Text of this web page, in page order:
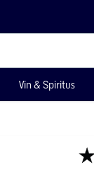
Vin & Spiritus